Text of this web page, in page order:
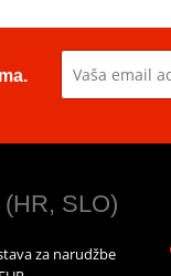
SLO)
za narudžbe